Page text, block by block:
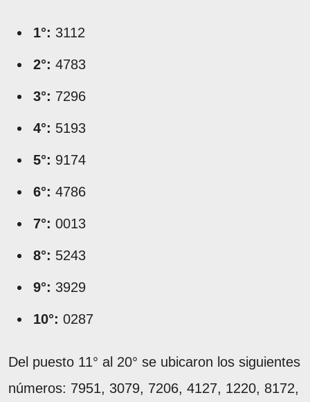
1°: 3112
2°: 4783
3°: 7296
4°: 5193
5°: 9174
6°: 4786
7°: 0013
8°: 5243
9°: 3929
10°: 0287
Del puesto 11° al 20° se ubicaron los siguientes
números: 7951, 3079, 7206, 4127, 1220, 8172,